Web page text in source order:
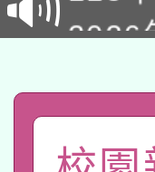
用水
桃園
2026
關事
轉知
國立
函轉